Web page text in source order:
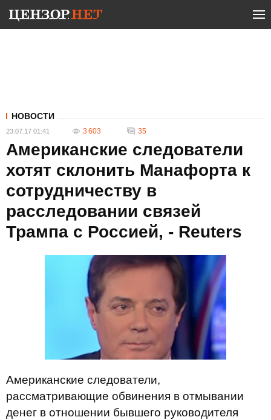
НОВОСТИ
23.07.17 01:41 3 603 35
Американские следователи
хотят склонить Манафорта к
сотрудничеству в
расследовании связей
Трампа с Россией, - Reuters
Американские следователи,
рассматривающие обвинения в отмывании
денег в отношении бывшего руководителя